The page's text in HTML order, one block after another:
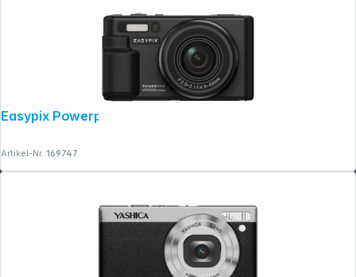
Easypix Powerpro VX7230
Artikel-Nr.:169747